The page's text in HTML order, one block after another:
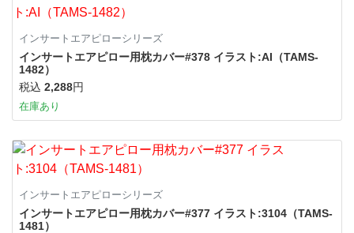
インサートエアピローシリーズ
インサートエアピロー用枕カバー#378 イラスト:AI（TAMS-
1482）
税込 2,288円
在庫あり
インサートエアピローシリーズ
インサートエアピロー用枕カバー#377 イラスト:3104（TAMS-
1481）